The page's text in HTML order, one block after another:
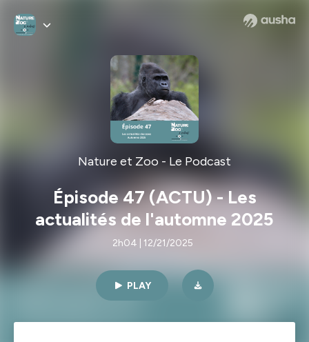
Nature et Zoo - Le Podcast
Épisode 47 (ACTU) - Les
actualités de l'automne 2025
2h04 | 12/21/2025
PLAY